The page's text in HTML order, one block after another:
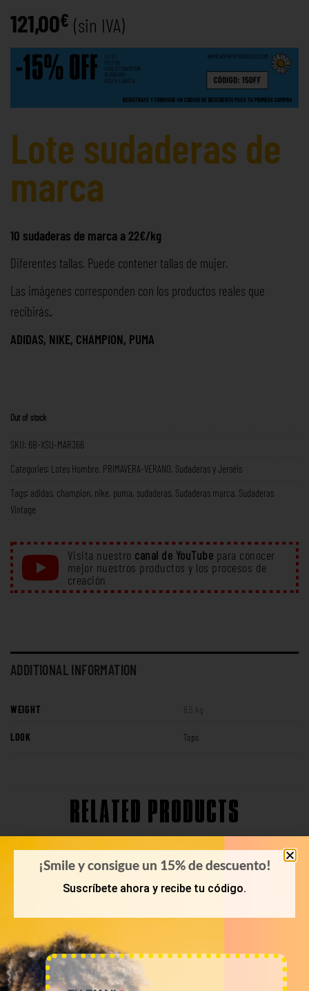
121,00€ (sin IVA)
Lote sudaderas de
marca
10 sudaderas de marca a 22€/kg
Diferentes tallas. Puede contener tallas de mujer.
Las imágenes corresponden con los productos reales que
recibirás.
ADIDAS, NIKE, CHAMPION, PUMA
Out of stock
SKU: 6B-XSU-MAR366
Categories: Lotes Hombre PRIMAVERA-VERANO Sudaderas y Jerséis
Tags: adidas champion nike puma sudaderas Sudaderas marca Sudaderas
Vintage
Visita nuestro canal de YouTube para conocer
mejor nuestros productos y los procesos de
creación
ADDITIONAL INFORMATION
WEIGHT 8,5 kg
LOOK Tops
RELATED PRODUCTS
¡Smile y consigue un 15% de descuento!
Suscríbete ahora y recibe tu código.